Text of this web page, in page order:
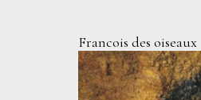
Francois des oiseaux